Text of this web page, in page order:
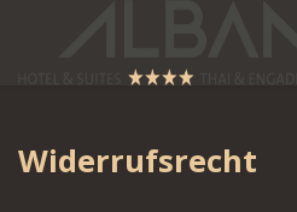
Widerrufsrecht